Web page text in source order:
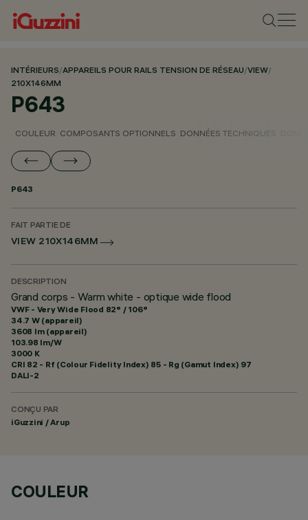
INTÉRIEURS/APPAREILS POUR RAILS TENSION DE RÉSEAU/VIEW/
210X146MM
P643
COULEUR COMPOSANTS OPTIONNELS DONNÉES TECHNIQUES
P643
FAIT PARTIE DE
VIEW 210X146MM
DESCRIPTION
Grand corps - Warm white - optique wide flood
VWF - Very Wide Flood 82° / 106°
34.7 W (appareil)
3608 lm (appareil)
103.98 lm/W
3000 K
CRI 82 - Rf (Colour Fidelity Index) 85 - Rg (Gamut Index) 97
DALI-2
CONÇU PAR
iGuzzini / Arup
COULEUR